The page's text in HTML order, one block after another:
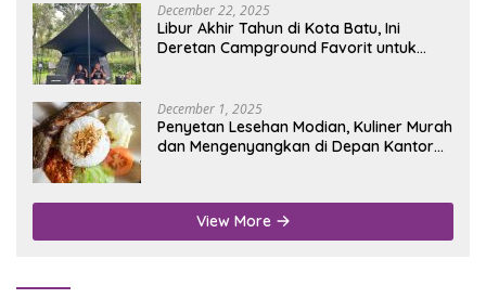
December 22, 2025
Libur Akhir Tahun di Kota Batu, Ini
Deretan Campground Favorit untuk
December 1, 2025
Penyetan Lesehan Modian, Kuliner Murah
dan Mengenyangkan di Depan Kantor
View More